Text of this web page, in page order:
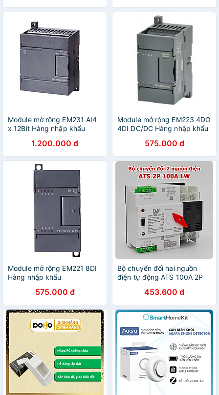
Module mở rộng EM231 AI4
x 12Bit Hàng nhập khẩu
1.200.000 đ
Module mở rộng EM223 4DO
4DI DC/DC Hàng nhập khẩu
575.000 đ
Module mở rộng EM221 8DI
Hàng nhập khẩu
575.000 đ
Bộ chuyển đổi hai nguồn
điện tự động ATS 100A 2P
Hàng Chính Hãng
453.600 đ